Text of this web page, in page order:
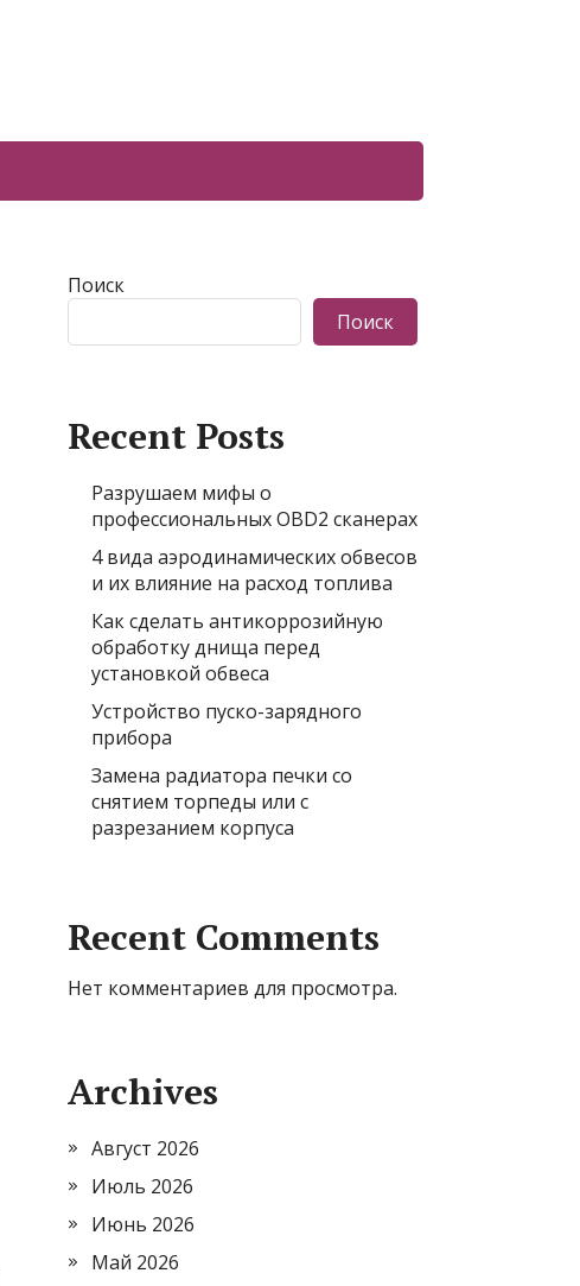
Поиск
Поиск
Recent Posts
Разрушаем мифы о
профессиональных OBD2 сканерах
4 вида аэродинамических обвесов
и их влияние на расход топлива
Как сделать антикоррозийную
обработку днища перед
установкой обвеса
Устройство пуско-зарядного
прибора
Замена радиатора печки со
снятием торпеды или с
разрезанием корпуса
Recent Comments
Нет комментариев для просмотра.
Archives
Август 2026
Июль 2026
Июнь 2026
Май 2026